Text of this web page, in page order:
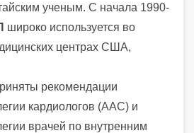
ученым. С начала 1990-
широко используется во
центрах США,
рекомендации
кардиологов (ААС) и
врачей по внутренним